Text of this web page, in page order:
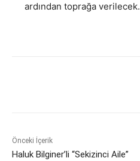
ardından toprağa verilecek.
Önceki İçerik
Haluk Bilginer’li “Sekizinci Aile”